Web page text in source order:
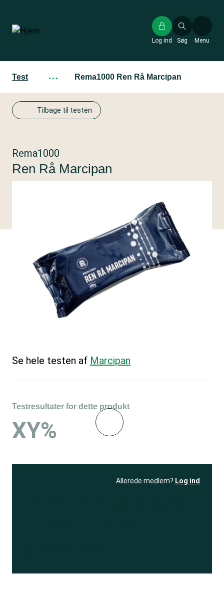
hovedindhold
Søg
Log ind Menu
Test ··· Rema1000 Ren Rå Marcipan
Tilbage til testen
Rema1000
Ren Rå Marcipan
Se hele testen af Marcipan
Testresultater for dette produkt
XY%
Allerede medlem? Log ind